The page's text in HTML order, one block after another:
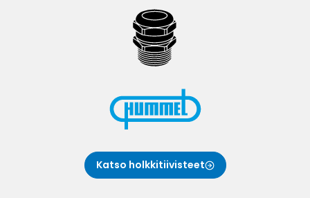
Katso holkkitiivisteet